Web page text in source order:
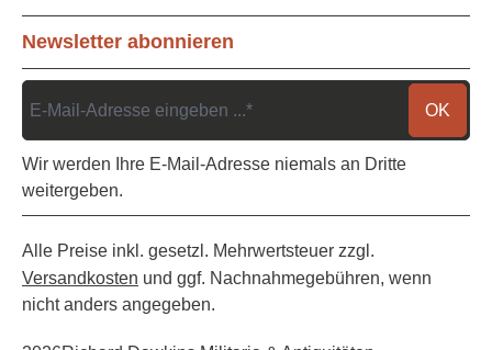
Newsletter abonnieren
OK
Wir werden Ihre E-Mail-Adresse niemals an Dritte
weitergeben.
Alle Preise inkl. gesetzl. Mehrwertsteuer zzgl.
Versandkosten und ggf. Nachnahmegebühren, wenn
nicht anders angegeben.